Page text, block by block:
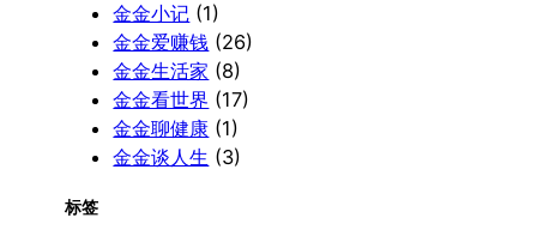
金金小记 (1)
金金爱赚钱 (26)
金金生活家 (8)
金金看世界 (17)
金金聊健康 (1)
金金谈人生 (3)
标签